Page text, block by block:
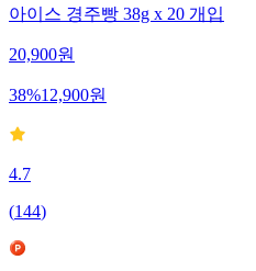
아이스 경주빵 38g x 20 개입
20,900원
38%12,900원
4.7
(144)